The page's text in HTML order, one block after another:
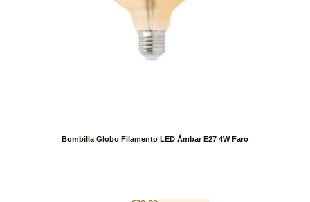
Bombilla Globo Filamento LED Ámbar E27 4W Faro